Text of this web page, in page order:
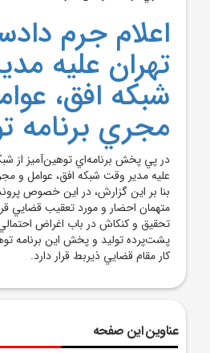
اعلام جرم
تهران عليه
شبکه افق،
مجري برنامه
در پي پخش برنامه‌اي توهين‌آميز از
عليه مدير وقت شبکه افق، عوامل و
بنا بر اين گزارش، در اين خصوص
متهمان احضار و مورد تعقيب قضايي
تحقيق و کنکاش در باب اغراض
پشت‌پرده توليد و پخش اين برنامه
کار مقام قضايي ذيربط قرار دارد.
عناوین این صفحه